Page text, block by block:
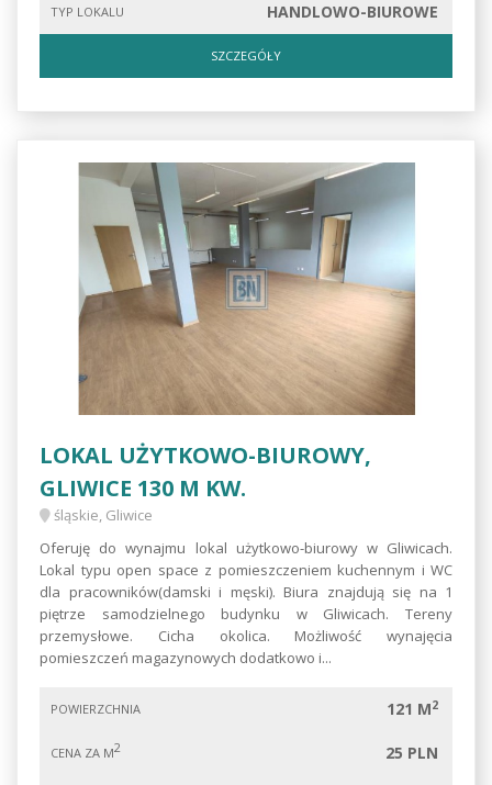
TYP LOKALU HANDLOWO-BIUROWE
SZCZEGÓŁY
LOKAL UŻYTKOWO-BIUROWY,
GLIWICE 130 M KW.
śląskie, Gliwice
Oferuję do wynajmu lokal użytkowo-biurowy w Gliwicach.
Lokal typu open space z pomieszczeniem kuchennym i WC
dla pracowników(damski i męski). Biura znajdują się na 1
piętrze samodzielnego budynku w Gliwicach. Tereny
przemysłowe. Cicha okolica. Możliwość wynajęcia
pomieszczeń magazynowych dodatkowo i...
POWIERZCHNIA 121 M2
CENA ZA M2 25 PLN